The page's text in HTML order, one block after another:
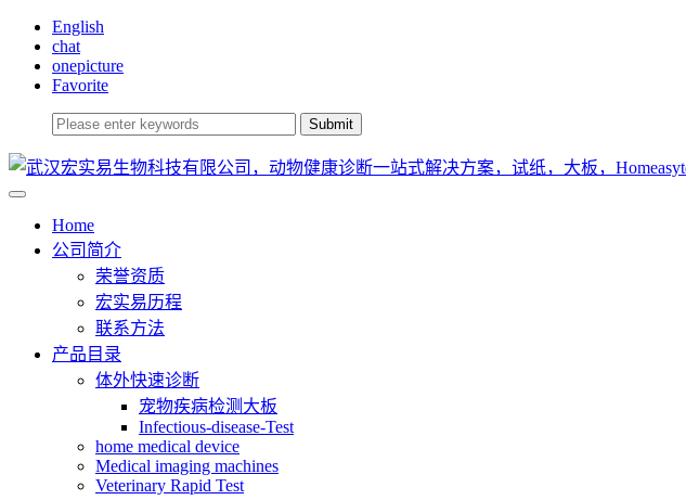
English
chat
onepicture
Favorite
Home
公司简介
荣誉资质
宏实易历程
联系方法
产品目录
体外快速诊断
宠物疾病检测大板
Infectious-disease-Test
home medical device
Medical imaging machines
Veterinary Rapid Test